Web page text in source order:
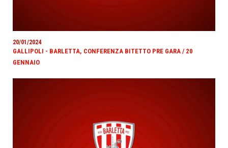
20/01/2024
GALLIPOLI - BARLETTA, CONFERENZA BITETTO PRE GARA / 20
GENNAIO